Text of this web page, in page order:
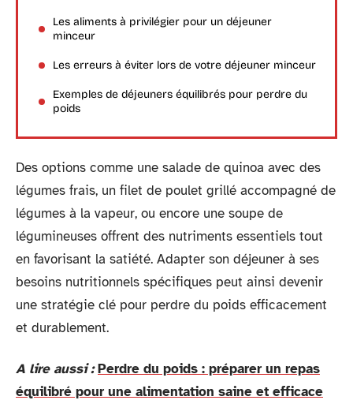
Les aliments à privilégier pour un déjeuner
minceur
Les erreurs à éviter lors de votre déjeuner minceur
Exemples de déjeuners équilibrés pour perdre du
poids
Des options comme une salade de quinoa avec des
légumes frais, un filet de poulet grillé accompagné de
légumes à la vapeur, ou encore une soupe de
légumineuses offrent des nutriments essentiels tout
en favorisant la satiété. Adapter son déjeuner à ses
besoins nutritionnels spécifiques peut ainsi devenir
une stratégie clé pour perdre du poids efficacement
et durablement.
A lire aussi : Perdre du poids : préparer un repas
équilibré pour une alimentation saine et efficace